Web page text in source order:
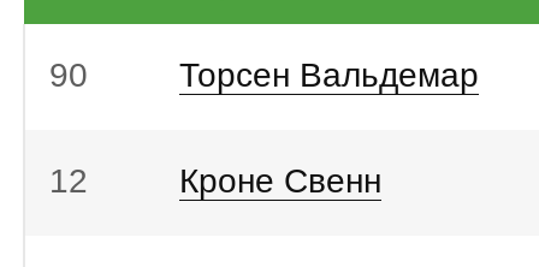
90 Торсен Вальдемар
12 Кроне Свенн